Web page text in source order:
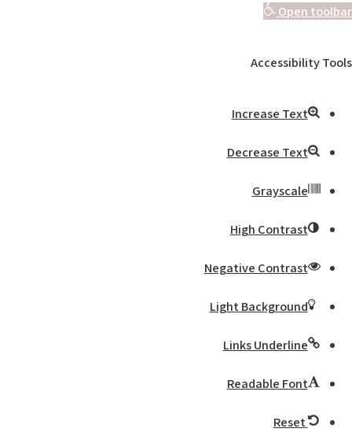
Open toolbar
Accessibility Tools
Increase Text
Decrease Text
Grayscale
High Contrast
Negative Contrast
Light Background
Links Underline
Readable Font
Reset